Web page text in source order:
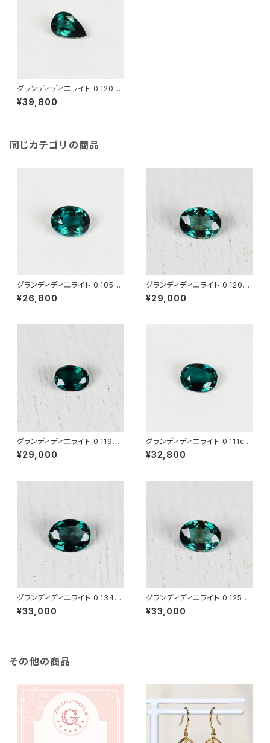
グランディディエライト 0.120ct
（ソーティング付き）SA11882
¥39,800
同じカテゴリの商品
グランディディエライト 0.105ct
（ソーティング付き）SA10770
¥26,800
グランディディエライト 0.120ct
（ソーティング付き）SA10769
¥29,000
グランディディエライト 0.119ct
（ソーティング付き）SA10772
¥29,000
グランディディエライト 0.111ct
（ソーティング付き）SA10771
¥32,800
グランディディエライト 0.134ct
（ソーティング付き）SA10773
¥33,000
グランディディエライト 0.125ct
（ソーティング付き）SA10767
¥33,000
その他の商品